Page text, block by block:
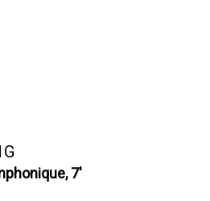
7'